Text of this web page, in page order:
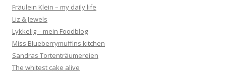
Fräulein Klein – my daily life
Liz & Jewels
Lykkelig – mein Foodblog
Miss Blueberrymuffins kitchen
Sandras Tortenträumereien
The whitest cake alive